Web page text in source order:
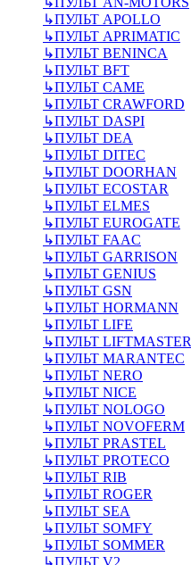
↳ПУЛЬТ APOLLO
↳ПУЛЬТ APRIMATIC
↳ПУЛЬТ BENINCA
↳ПУЛЬТ BFT
↳ПУЛЬТ CAME
↳ПУЛЬТ CRAWFORD
↳ПУЛЬТ DASPI
↳ПУЛЬТ DEA
↳ПУЛЬТ DITEC
↳ПУЛЬТ DOORHAN
↳ПУЛЬТ ECOSTAR
↳ПУЛЬТ ELMES
↳ПУЛЬТ EUROGATE
↳ПУЛЬТ FAAC
↳ПУЛЬТ GARRISON
↳ПУЛЬТ GENIUS
↳ПУЛЬТ GSN
↳ПУЛЬТ HORMANN
↳ПУЛЬТ LIFE
↳ПУЛЬТ LIFTMASTER
↳ПУЛЬТ MARANTEC
↳ПУЛЬТ NERO
↳ПУЛЬТ NICE
↳ПУЛЬТ NOLOGO
↳ПУЛЬТ NOVOFERM
↳ПУЛЬТ PRASTEL
↳ПУЛЬТ PROTECO
↳ПУЛЬТ RIB
↳ПУЛЬТ ROGER
↳ПУЛЬТ SEA
↳ПУЛЬТ SOMFY
↳ПУЛЬТ SOMMER
↳ПУЛЬТ V2